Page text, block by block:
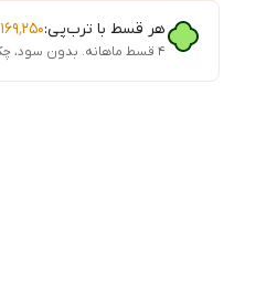
هر قسط با ترب‌پی:۱۶۹٬۲۵۰
۴ قسط ماهانه. بدون سود، چک و ضامن.